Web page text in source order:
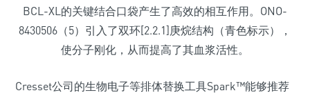
BCL-XL的关键结合口袋产生了高效的相互作用。ONO-
8430506（5）引入了双环[2.2.1]庚烷结构（青色标示），
使分子刚化，从而提高了其血浆活性。
Cresset公司的生物电子等排体替换工具Spark™能够推荐